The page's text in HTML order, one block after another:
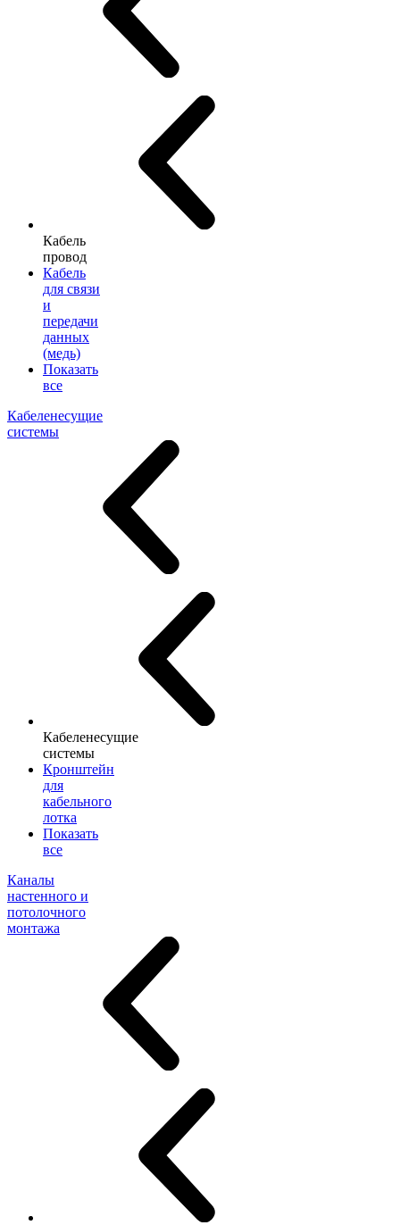
Кабель
провод
Кабель
для связи
и
передачи
данных
(медь)
Показать
все
Кабеленесущие
системы
Кабеленесущие
системы
Кронштейн
для
кабельного
лотка
Показать
все
Каналы
настенного и
потолочного
монтажа